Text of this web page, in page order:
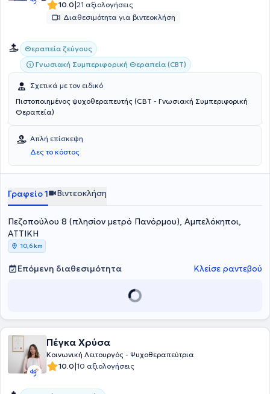
10.0|21 αξιολογήσεις
Διαθεσιμότητα για βιντεοκλήση
Θεραπεία ζεύγους
Γνωσιακή Συμπεριφορική Θεραπεία (CBT)
Σχετικά με τον ειδικό
Πιστοποιημένος ψυχοθεραπευτής (CBT - Γνωσιακή Συμπεριφορική
Θεραπεία)
Απλή επίσκεψη
Δες το κόστος
Γραφείο 1 Βιντεοκλήση
Πεζοπούλου 8 (πλησίον μετρό Πανόρμου), Αμπελόκηποι,
ΑΤΤΙΚΗ
10,6 km
Επόμενη διαθεσιμότητα Κλείσε ραντεβού
Πέγκα Χρύσα
Κοινωνική Λειτουργός - Ψυχοθεραπεύτρια
10.0|10 αξιολογήσεις